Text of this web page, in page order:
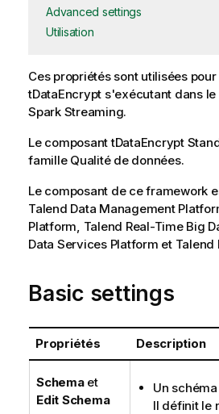
Advanced settings
Utilisation
Ces propriétés sont utilisées
tDataEncrypt s'exécutant dans
Spark Streaming.
Le composanttDataEncrypt
famille Qualité de données.
Le composant de ce framework
Talend Data Management
Platform, Talend Real-Time Big
Data Services Platform et Talend
Basic settings
Propriétés Description
Schemaet
Edit Schema
Un
Il définit le